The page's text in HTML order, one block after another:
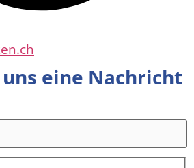
uns eine Nachricht